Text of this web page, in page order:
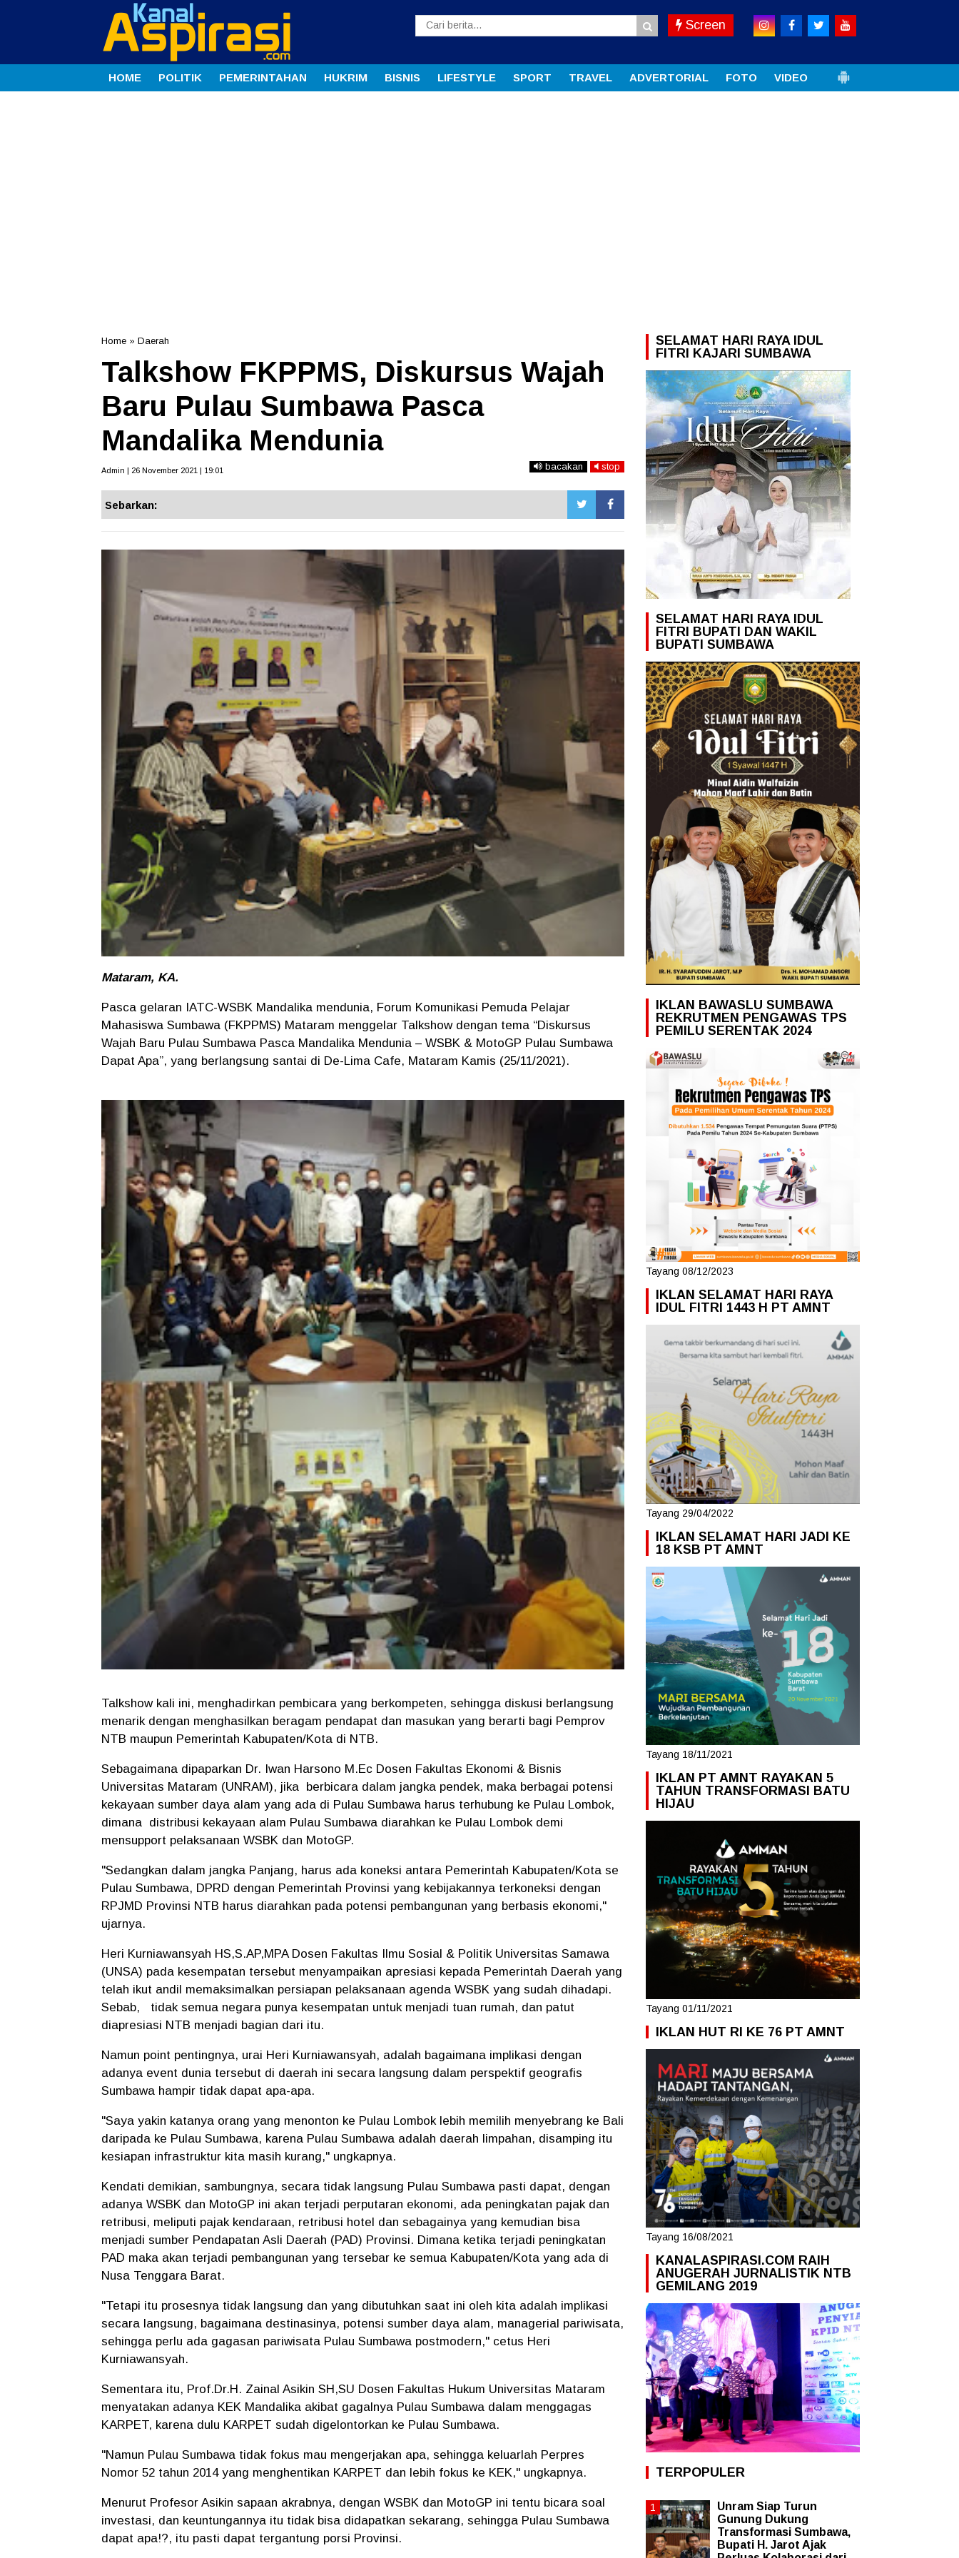
Screen
HOME POLITIK PEMERINTAHAN HUKRIM BISNIS LIFESTYLE SPORT TRAVEL ADVERTORIAL FOTO VIDEO
Home » Daerah
Talkshow FKPPMS, Diskursus Wajah
Baru Pulau Sumbawa Pasca
Mandalika Mendunia
Admin | 26 November 2021 | 19:01 bacakan stop
Sebarkan:
Mataram, KA.
Pasca gelaran IATC-WSBK Mandalika mendunia, Forum Komunikasi Pemuda Pelajar
Mahasiswa Sumbawa (FKPPMS) Mataram menggelar Talkshow dengan tema “Diskursus
Wajah Baru Pulau Sumbawa Pasca Mandalika Mendunia – WSBK & MotoGP Pulau Sumbawa
Dapat Apa”, yang berlangsung santai di De-Lima Cafe, Mataram Kamis (25/11/2021).
Talkshow kali ini, menghadirkan pembicara yang berkompeten, sehingga diskusi berlangsung
menarik dengan menghasilkan beragam pendapat dan masukan yang berarti bagi Pemprov
NTB maupun Pemerintah Kabupaten/Kota di NTB.
Sebagaimana dipaparkan Dr. Iwan Harsono M.Ec Dosen Fakultas Ekonomi & Bisnis
Universitas Mataram (UNRAM), jika berbicara dalam jangka pendek, maka berbagai potensi
kekayaan sumber daya alam yang ada di Pulau Sumbawa harus terhubung ke Pulau Lombok,
dimana distribusi kekayaan alam Pulau Sumbawa diarahkan ke Pulau Lombok demi
mensupport pelaksanaan WSBK dan MotoGP.
"Sedangkan dalam jangka Panjang, harus ada koneksi antara Pemerintah Kabupaten/Kota se
Pulau Sumbawa, DPRD dengan Pemerintah Provinsi yang kebijakannya terkoneksi dengan
RPJMD Provinsi NTB harus diarahkan pada potensi pembangunan yang berbasis ekonomi,"
ujarnya.
Heri Kurniawansyah HS,S.AP,MPA Dosen Fakultas Ilmu Sosial & Politik Universitas Samawa
(UNSA) pada kesempatan tersebut menyampaikan apresiasi kepada Pemerintah Daerah yang
telah ikut andil memaksimalkan persiapan pelaksanaan agenda WSBK yang sudah dihadapi.
Sebab, tidak semua negara punya kesempatan untuk menjadi tuan rumah, dan patut
diapresiasi NTB menjadi bagian dari itu.
Namun point pentingnya, urai Heri Kurniawansyah, adalah bagaimana implikasi dengan
adanya event dunia tersebut di daerah ini secara langsung dalam perspektif geografis
Sumbawa hampir tidak dapat apa-apa.
"Saya yakin katanya orang yang menonton ke Pulau Lombok lebih memilih menyebrang ke Bali
daripada ke Pulau Sumbawa, karena Pulau Sumbawa adalah daerah limpahan, disamping itu
kesiapan infrastruktur kita masih kurang," ungkapnya.
Kendati demikian, sambungnya, secara tidak langsung Pulau Sumbawa pasti dapat, dengan
adanya WSBK dan MotoGP ini akan terjadi perputaran ekonomi, ada peningkatan pajak dan
retribusi, meliputi pajak kendaraan, retribusi hotel dan sebagainya yang kemudian bisa
menjadi sumber Pendapatan Asli Daerah (PAD) Provinsi. Dimana ketika terjadi peningkatan
PAD maka akan terjadi pembangunan yang tersebar ke semua Kabupaten/Kota yang ada di
Nusa Tenggara Barat.
"Tetapi itu prosesnya tidak langsung dan yang dibutuhkan saat ini oleh kita adalah implikasi
secara langsung, bagaimana destinasinya, potensi sumber daya alam, managerial pariwisata,
sehingga perlu ada gagasan pariwisata Pulau Sumbawa postmodern," cetus Heri
Kurniawansyah.
Sementara itu, Prof.Dr.H. Zainal Asikin SH,SU Dosen Fakultas Hukum Universitas Mataram
menyatakan adanya KEK Mandalika akibat gagalnya Pulau Sumbawa dalam menggagas
KARPET, karena dulu KARPET sudah digelontorkan ke Pulau Sumbawa.
"Namun Pulau Sumbawa tidak fokus mau mengerjakan apa, sehingga keluarlah Perpres
Nomor 52 tahun 2014 yang menghentikan KARPET dan lebih fokus ke KEK," ungkapnya.
Menurut Profesor Asikin sapaan akrabnya, dengan WSBK dan MotoGP ini tentu bicara soal
investasi, dan keuntungannya itu tidak bisa didapatkan sekarang, sehingga Pulau Sumbawa
dapat apa!?, itu pasti dapat tergantung porsi Provinsi.
SELAMAT HARI RAYA IDUL
FITRI KAJARI SUMBAWA
SELAMAT HARI RAYA IDUL
FITRI BUPATI DAN WAKIL
BUPATI SUMBAWA
IKLAN BAWASLU SUMBAWA
REKRUTMEN PENGAWAS TPS
PEMILU SERENTAK 2024
Tayang 08/12/2023
IKLAN SELAMAT HARI RAYA
IDUL FITRI 1443 H PT AMNT
Tayang 29/04/2022
IKLAN SELAMAT HARI JADI KE
18 KSB PT AMNT
Tayang 18/11/2021
IKLAN PT AMNT RAYAKAN 5
TAHUN TRANSFORMASI BATU
HIJAU
Tayang 01/11/2021
IKLAN HUT RI KE 76 PT AMNT
Tayang 16/08/2021
KANALASPIRASI.COM RAIH
ANUGERAH JURNALISTIK NTB
GEMILANG 2019
TERPOPULER
Unram Siap Turun
Gunung Dukung
Transformasi Sumbawa,
Bupati H. Jarot Ajak